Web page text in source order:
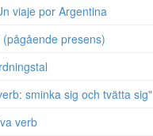
viaje por Argentina
presens)
sminka sig och tvätta sig"
verb